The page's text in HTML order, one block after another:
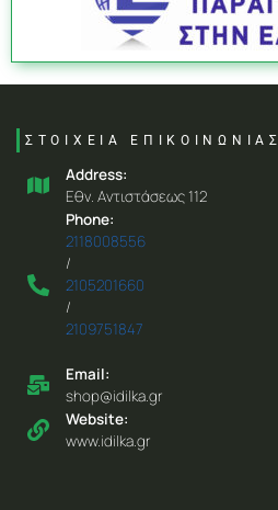
ΣΤΟΙΧΕΙΑ ΕΠΙΚΟΙΝΩΝΙΑΣ
Address:
Eθν. Aντιστάσεως 112
Phone:
2118008556
/
2105201660
/
2109751847
Email:
shop@idilka.gr
Website:
www.idilka.gr